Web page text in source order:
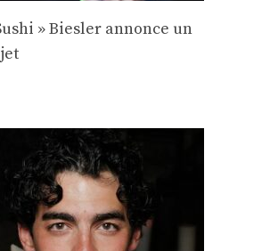
» Biesler annonce un